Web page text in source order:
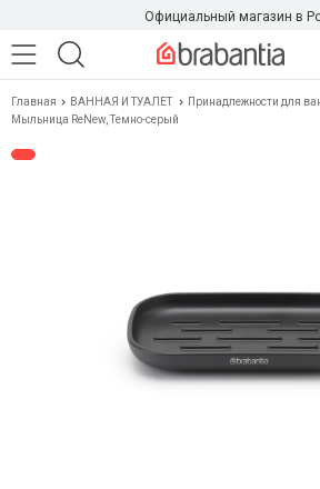
Официальный магазин в
Главная ВАННАЯ И ТУАЛЕТ
Принадлежности для
Мыльница ReNew, Темно-серый